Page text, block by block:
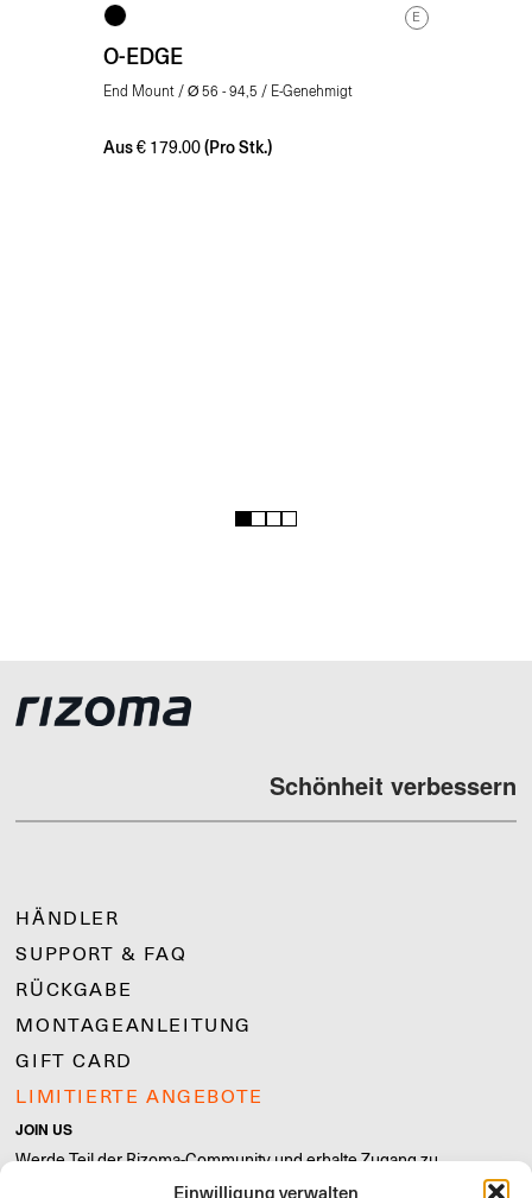
Einwilligung verwalten
E
O-EDGE
End Mount / Ø 56 - 94,5 / E-Genehmigt
Aus € 179.00 (Pro Stk.)
1 2 3 4
Schönheit verbessern
HÄNDLER
SUPPORT & FAQ
RÜCKGABE
MONTAGEANLEITUNG
GIFT CARD
LIMITIERTE ANGEBOTE
JOIN US
Werde Teil der Rizoma-Community und erhalte Zugang zu
exklusiven Inhalten und Sonderangeboten!